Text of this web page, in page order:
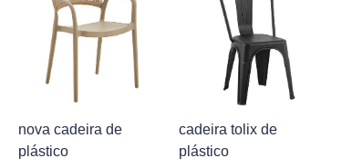
nova cadeira de
plástico
cadeira tolix de
plástico
NOTÍCIAS
CONTATE-NOS